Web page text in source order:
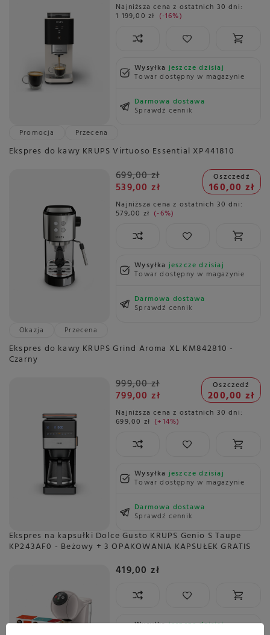
Najniższa cena z ostatnich 30 dni:
1 199,00 zł -16%
Wysyłkajeszcze dzisiaj
Towar dostępny w magazynie
Darmowa dostawa
Sprawdź cennik
Promocja
Przecena
Ekspres do kawy KRUPS Virtuoso Essential XP441810
699,00 zł
539,00 zł
Oszczedź
160,00 zł
Najniższa cena z ostatnich 30 dni:
579,00 zł -6%
Wysyłkajeszcze dzisiaj
Towar dostępny w magazynie
Darmowa dostawa
Sprawdź cennik
Okazja
Przecena
Ekspres do kawy KRUPS Grind Aroma XL KM842810 -
Czarny
999,00 zł
799,00 zł
Oszczedź
200,00 zł
Najniższa cena z ostatnich 30 dni:
699,00 zł +14%
Wysyłkajeszcze dzisiaj
Towar dostępny w magazynie
Darmowa dostawa
Sprawdź cennik
Ekspres na kapsułki Dolce Gusto KRUPS Genio S Taupe
KP243AF0 - Beżowy + 3 OPAKOWANIA KAPSUŁEK GRATIS
419,00 zł
Wysyłkajeszcze dzisiaj